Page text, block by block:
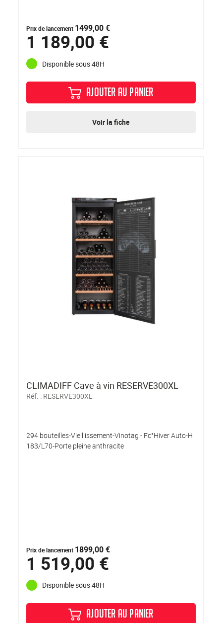
Prix de lancement 1499,00 €
1 189,00 €
Disponible sous 48H
AJOUTER AU PANIER
Voir la fiche
CLIMADIFF Cave à vin RESERVE300XL
Réf. : RESERVE300XL
294 bouteilles-Vieillissement-Vinotag - Fc°Hiver Auto-H
183/L70-Porte pleine anthracite
Prix de lancement 1899,00 €
1 519,00 €
Disponible sous 48H
AJOUTER AU PANIER